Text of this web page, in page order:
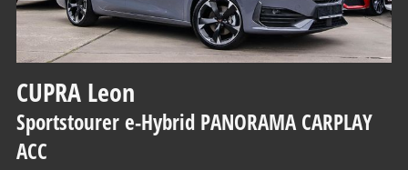
CUPRA Leon
Sportstourer e-Hybrid PANORAMA CARPLAY
ACC